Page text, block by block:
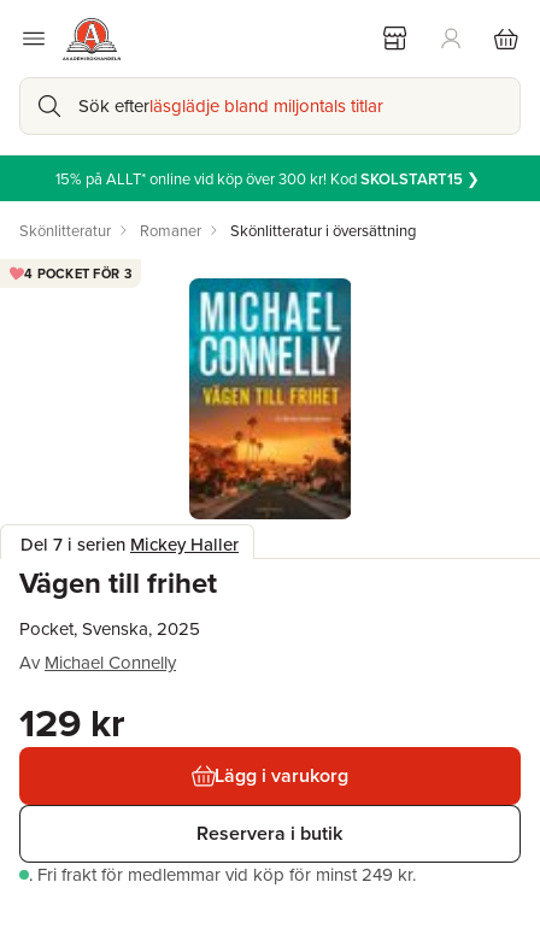
Sök efterläsglädje bland miljontals titlar
15% på ALLT* online vid köp över 300 kr! KodSKOLSTART15 ❯
Skönlitteratur Romaner Skönlitteratur i översättning
Del 7 i serien Mickey Haller
Vägen till frihet
4 POCKET FÖR 3
Pocket, Svenska, 2025
Av Michael Connelly
129 kr
Lägg i varukorg
Reservera i butik
. Fri frakt för medlemmar vid köp för minst 249 kr.